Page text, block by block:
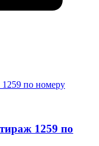
1259 по